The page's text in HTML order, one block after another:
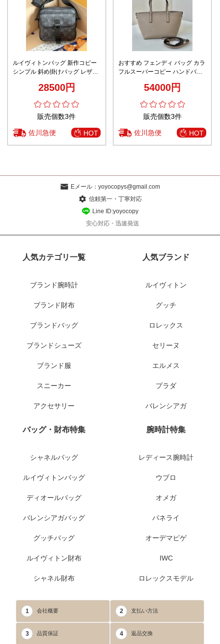
ルイヴィトンバッグ 新作コピー
シンプル 斜め掛けバッグ レザー
28500円
販売個数3件
佐川急便 HOT
おすすめ フェンディ バッグ カラ
フルスーパーコピー ハンドバッ
54000円
販売個数3件
佐川急便 HOT
Eメール： yoyocopys@gmail.com
信頼第一・丁寧対応
Line ID:yoyocopy
安心対応・迅速発送
人気カテゴリ一覧
ブランド腕時計
ブランド財布
ブランドバッグ
ブランドシューズ
ブランド服
スニーカー
アクセサリー
人気ブランド
ルイヴィトン
グッチ
ロレックス
セリーヌ
エルメス
プラダ
バレンシアガ
バッグ・財布特集
シャネルバッグ
ルイヴィトンバッグ
ディオールバッグ
バレンシアガバッグ
グッチバッグ
ルイヴィトン財布
シャネル財布
腕時計特集
レディース腕時計
ウブロ
オメガ
パネライ
オーデマピゲ
IWC
ロレックスモデル
1 会社概要 2 支払い方法
3 品質保証 4 返品交換